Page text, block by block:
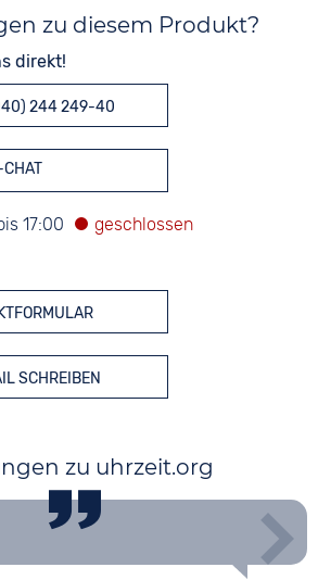
zu diesem Produkt?
direkt!
244 249-40
17:00
SCHREIBEN
zu uhrzeit.org